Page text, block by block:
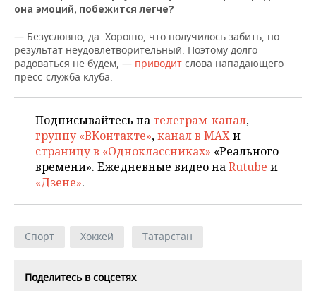
ХОККЕЙ С МЯЧОМ
ПРОИСШЕСТВИЯ
она эмоций, побежится легче?
— Безусловно, да. Хорошо, что получилось забить, но
результат неудовлетворительный. Поэтому долго
радоваться не будем, — приводит слова нападающего
пресс-служба клуба.
Подписывайтесь на телеграм-канал,
группу «ВКонтакте»,канал в MAXи
страницу в «Одноклассниках» «Реального
времени». Ежедневные видео наRutube и
«Дзене».
Спорт Хоккей Татарстан
Поделитесь в соцсетях